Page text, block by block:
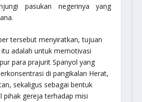
pasukan negerinya yang
tersebut menyiratkan, tujuan
adalah untuk memotivasi
para prajurit Spanyol yang
di pangikalan Herat,
sekaligus sebagai bentuk
pihak gereja terhadap misi